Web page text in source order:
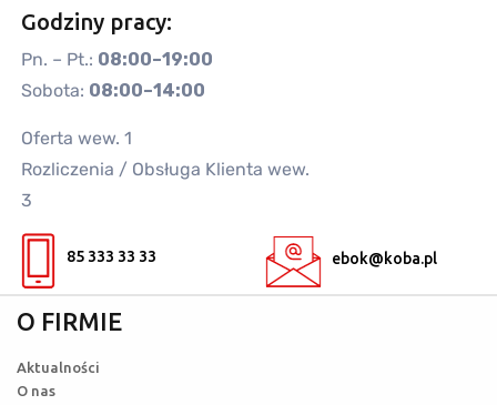
Godziny pracy:
Pn. – Pt.: 08:00–19:00
Sobota: 08:00–14:00
Oferta wew. 1
Rozliczenia / Obsługa Klienta wew.
3
85 333 33 33 ebok@koba.pl
O FIRMIE
Aktualności
O nas